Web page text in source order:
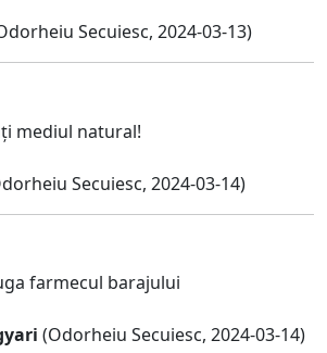
Secuiesc, 2024-03-13)
mediul natural!
Secuiesc, 2024-03-14)
farmecul barajului
(Odorheiu Secuiesc, 2024-03-14)